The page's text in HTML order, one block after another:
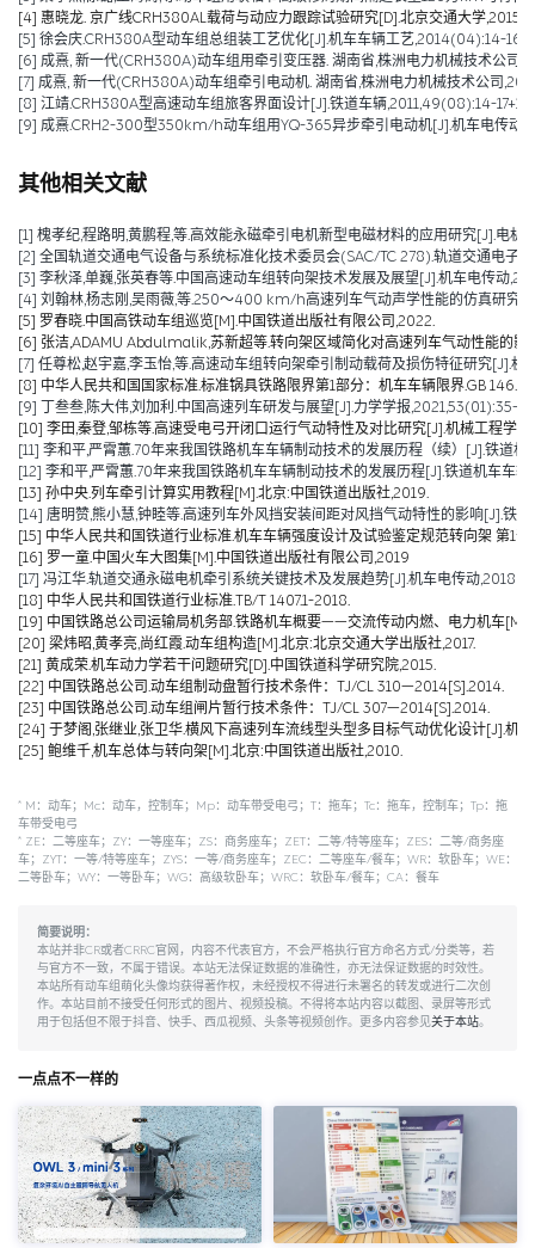
[4] 惠晓龙. 京广线CRH380AL载荷与动应力跟踪试验研究[D].北京交通大学,2015.
[5] 徐会庆.CRH380A型动车组总组装工艺优化[J].机车车辆工艺,2014(04):14-16.
[6] 成熹, 新一代(CRH380A)动车组用牵引变压器. 湖南省,株洲电力机械技术公司
[7] 成熹, 新一代(CRH380A)动车组牵引电动机. 湖南省,株洲电力机械技术公司
[8] 江靖.CRH380A型高速动车组旅客界面设计[J].铁道车辆,2011,49(08):14-17+1.
[9] 成熹.CRH2-300型350km/h动车组用YQ-365异步牵引电动机[J].机车电传动
其他相关文献
[1] 槐孝纪,程路明,黄鹏程,等.高效能永磁牵引电机新型电磁材料的应用研究[J].电
[2] 全国轨道交通电气设备与系统标准化技术委员会(SAC/TC 278).轨道交通电
[3] 李秋泽,单巍,张英春等.中国高速动车组转向架技术发展及展望[J].机车电传动
[4] 刘翰林,杨志刚,吴雨薇,等.250～400 km/h高速列车气动声学性能的仿真研究
[5] 罗春晓.中国高铁动车组巡览[M].中国铁道出版社有限公司,2022.
[6] 张洁,ADAMU Abdulmalik,苏新超等.转向架区域简化对高速列车气动性能的
[7] 任尊松,赵宇嘉,李玉怡,等.高速动车组转向架牵引制动载荷及损伤特征研究[J].机
[8] 中华人民共和国国家标准.标准锅具铁路限界第1部分：机车车辆限界.GB
[9] 丁叁叁,陈大伟,刘加利.中国高速列车研发与展望[J].力学学报,2021,53(01):35-
[10] 李田,秦登,邹栋等.高速受电弓开闭口运行气动特性及对比研究[J].机械工程学
[11] 李和平,严霄蕙.70年来我国铁路机车车辆制动技术的发展历程（续）[J].铁道
[12] 李和平,严霄蕙.70年来我国铁路机车车辆制动技术的发展历程[J].铁道机车车
[13] 孙中央.列车牵引计算实用教程[M].北京:中国铁道出版社,2019.
[14] 唐明赞,熊小慧,钟睦等.高速列车外风挡安装间距对风挡气动特性的影响[J].铁
[15] 中华人民共和国铁道行业标准.机车车辆强度设计及试验鉴定规范转向架 第1
[16] 罗一童.中国火车大图集[M].中国铁道出版社有限公司,2019
[17] 冯江华.轨道交通永磁电机牵引系统关键技术及发展趋势[J].机车电传动
[18] 中华人民共和国铁道行业标准.TB/T 1407.1-2018.
[19] 中国铁路总公司运输局机务部.铁路机车概要——交流传动内燃、电力机车[M].
[20] 梁炜昭,黄孝亮,尚红霞.动车组构造[M].北京:北京交通大学出版社,2017.
[21] 黄成荣.机车动力学若干问题研究[D].中国铁道科学研究院,2015.
[22] 中国铁路总公司.动车组制动盘暂行技术条件：TJ/CL 310—2014[S].2014.
[23] 中国铁路总公司.动车组闸片暂行技术条件：TJ/CL 307—2014[S].2014.
[24] 于梦阁,张继业,张卫华.横风下高速列车流线型头型多目标气动优化设计[J].机
[25] 鲍维千,机车总体与转向架[M].北京:中国铁道出版社,2010.
* M：动车；Mc：动车，控制车；Mp：动车带受电弓；T：拖车；Tc：拖车，控制车；Tp：拖
车带受电弓
* ZE：二等座车；ZY：一等座车；ZS：商务座车；ZET：二等/特等座车；ZES：二等/商务座
车；ZYT：一等/特等座车；ZYS：一等/商务座车；ZEC：二等座车/餐车；WR：软卧车；WE：
二等卧车；WY：一等卧车；WG：高级软卧车；WRC：软卧车/餐车；CA：餐车
简要说明：
本站并非CR或者CRRC官网，内容不代表官方，不会严格执行官方命名方式/分类等，若
与官方不一致，不属于错误。本站无法保证数据的准确性，亦无法保证数据的时效性。
本站所有动车组萌化头像均获得著作权，未经授权不得进行未署名的转发或进行二次创
作。本站目前不接受任何形式的图片、视频投稿。不得将本站内容以截图、录屏等形式
用于包括但不限于抖音、快手、西瓜视频、头条等视频创作。更多内容参见关于本站。
一点点不一样的